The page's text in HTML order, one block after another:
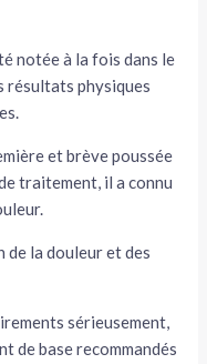
notée à la fois dans le
physiques
et brève poussée
traitement, il a connu
de la douleur et des
sérieusement,
de base recommandés